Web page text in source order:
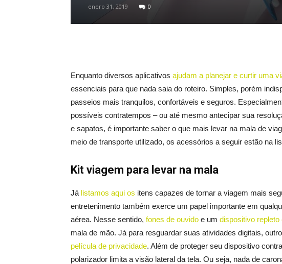
enero 31, 2019 0
Enquanto diversos aplicativos ajudam a planejar e curtir uma
essenciais para que nada saia do roteiro. Simples, porém
passeios mais tranquilos, confortáveis e seguros.
possíveis contratempos – ou até mesmo antecipar sua
e sapatos, é importante saber o que mais levar na mala de
meio de transporte utilizado, os acessórios a seguir estão na
Kit viagem para levar na mala
Já listamos aqui os itens capazes de tornar a viagem mais
entretenimento também exerce um papel importante em
aérea. Nesse sentido, fones de ouvido e um dispositivo repleto
mala de mão. Já para resguardar suas atividades digitais,
película de privacidade. Além de proteger seu dispositivo
polarizador limita a visão lateral da tela. Ou seja, nada de